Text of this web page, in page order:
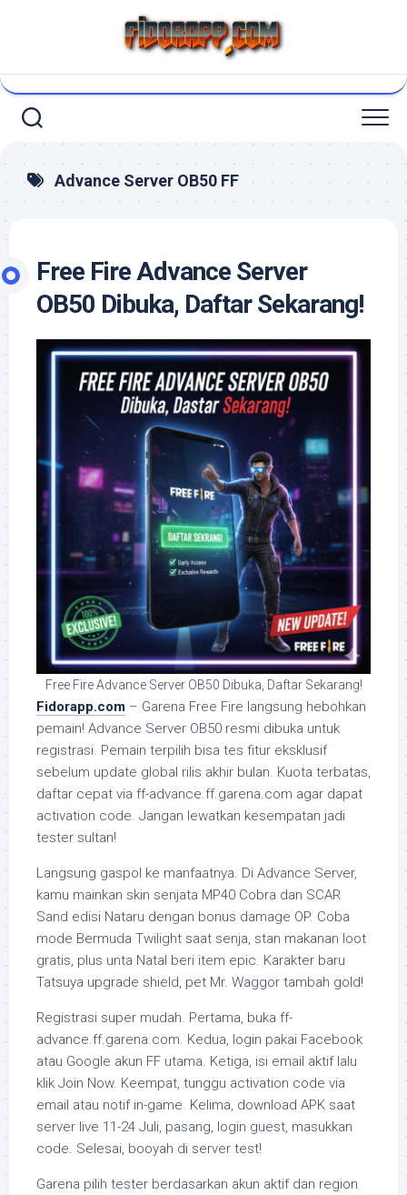
Advance Server OB50 FF
Free Fire Advance Server
OB50 Dibuka, Daftar Sekarang!
Free Fire Advance Server OB50 Dibuka, Daftar Sekarang!
Fidorapp.com – Garena Free Fire langsung hebohkan
pemain! Advance Server OB50 resmi dibuka untuk
registrasi. Pemain terpilih bisa tes fitur eksklusif
sebelum update global rilis akhir bulan. Kuota terbatas,
daftar cepat via ff-advance.ff.garena.com agar dapat
activation code. Jangan lewatkan kesempatan jadi
tester sultan!
Langsung gaspol ke manfaatnya. Di Advance Server,
kamu mainkan skin senjata MP40 Cobra dan SCAR
Sand edisi Nataru dengan bonus damage OP. Coba
mode Bermuda Twilight saat senja, stan makanan loot
gratis, plus unta Natal beri item epic. Karakter baru
Tatsuya upgrade shield, pet Mr. Waggor tambah gold!
Registrasi super mudah. Pertama, buka ff-
advance.ff.garena.com. Kedua, login pakai Facebook
atau Google akun FF utama. Ketiga, isi email aktif lalu
klik Join Now. Keempat, tunggu activation code via
email atau notif in-game. Kelima, download APK saat
server live 11-24 Juli, pasang, login guest, masukkan
code. Selesai, booyah di server test!
Garena pilih tester berdasarkan akun aktif dan region